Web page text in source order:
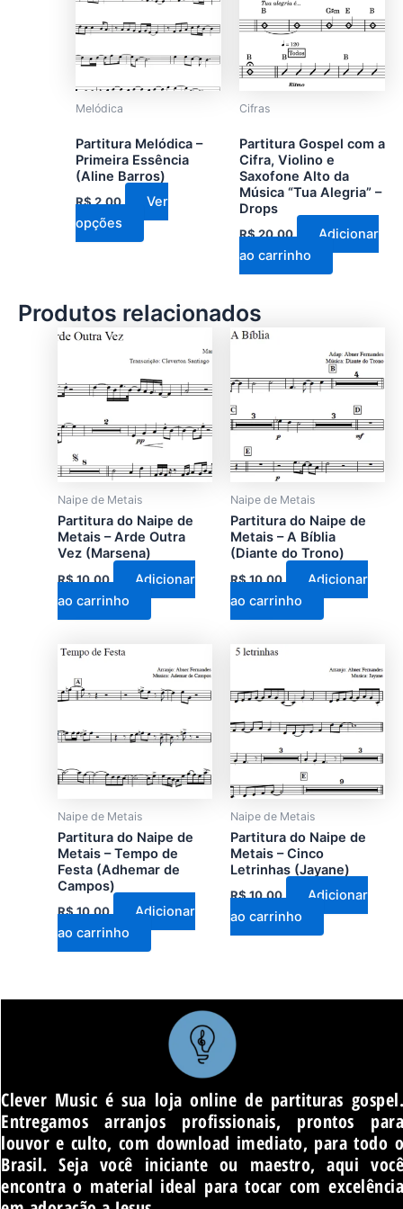
Melódica
Partitura Melódica –
Primeira Essência
(Aline Barros)
R$2,00
Ver
opções
várias
variantes.
As
opções
escolhidas
na
página
produto
Cifras
Partitura Gospel com a
Cifra, Violino e
Saxofone Alto da
Música “Tua Alegria” –
Drops
R$20,00
Adicionar
ao carrinho
Produtos relacionados
Naipe de Metais
Partitura do Naipe de
Metais – Arde Outra
Vez (Marsena)
R$10,00
Adicionar
ao carrinho
Naipe de Metais
Partitura do Naipe de
Metais – A Bíblia
(Diante do Trono)
R$10,00
Adicionar
ao carrinho
Naipe de Metais
Partitura do Naipe de
Metais – Tempo de
Festa (Adhemar de
Campos)
R$10,00
Adicionar
ao carrinho
Naipe de Metais
Partitura do Naipe de
Metais – Cinco
Letrinhas (Jayane)
R$10,00
Adicionar
ao carrinho
Clever Music é sua loja online de partituras gospel.
Entregamos arranjos profissionais, prontos para
louvor e culto, com download imediato, para todo o
Brasil. Seja você iniciante ou maestro, aqui você
encontra o material ideal para tocar com excelência